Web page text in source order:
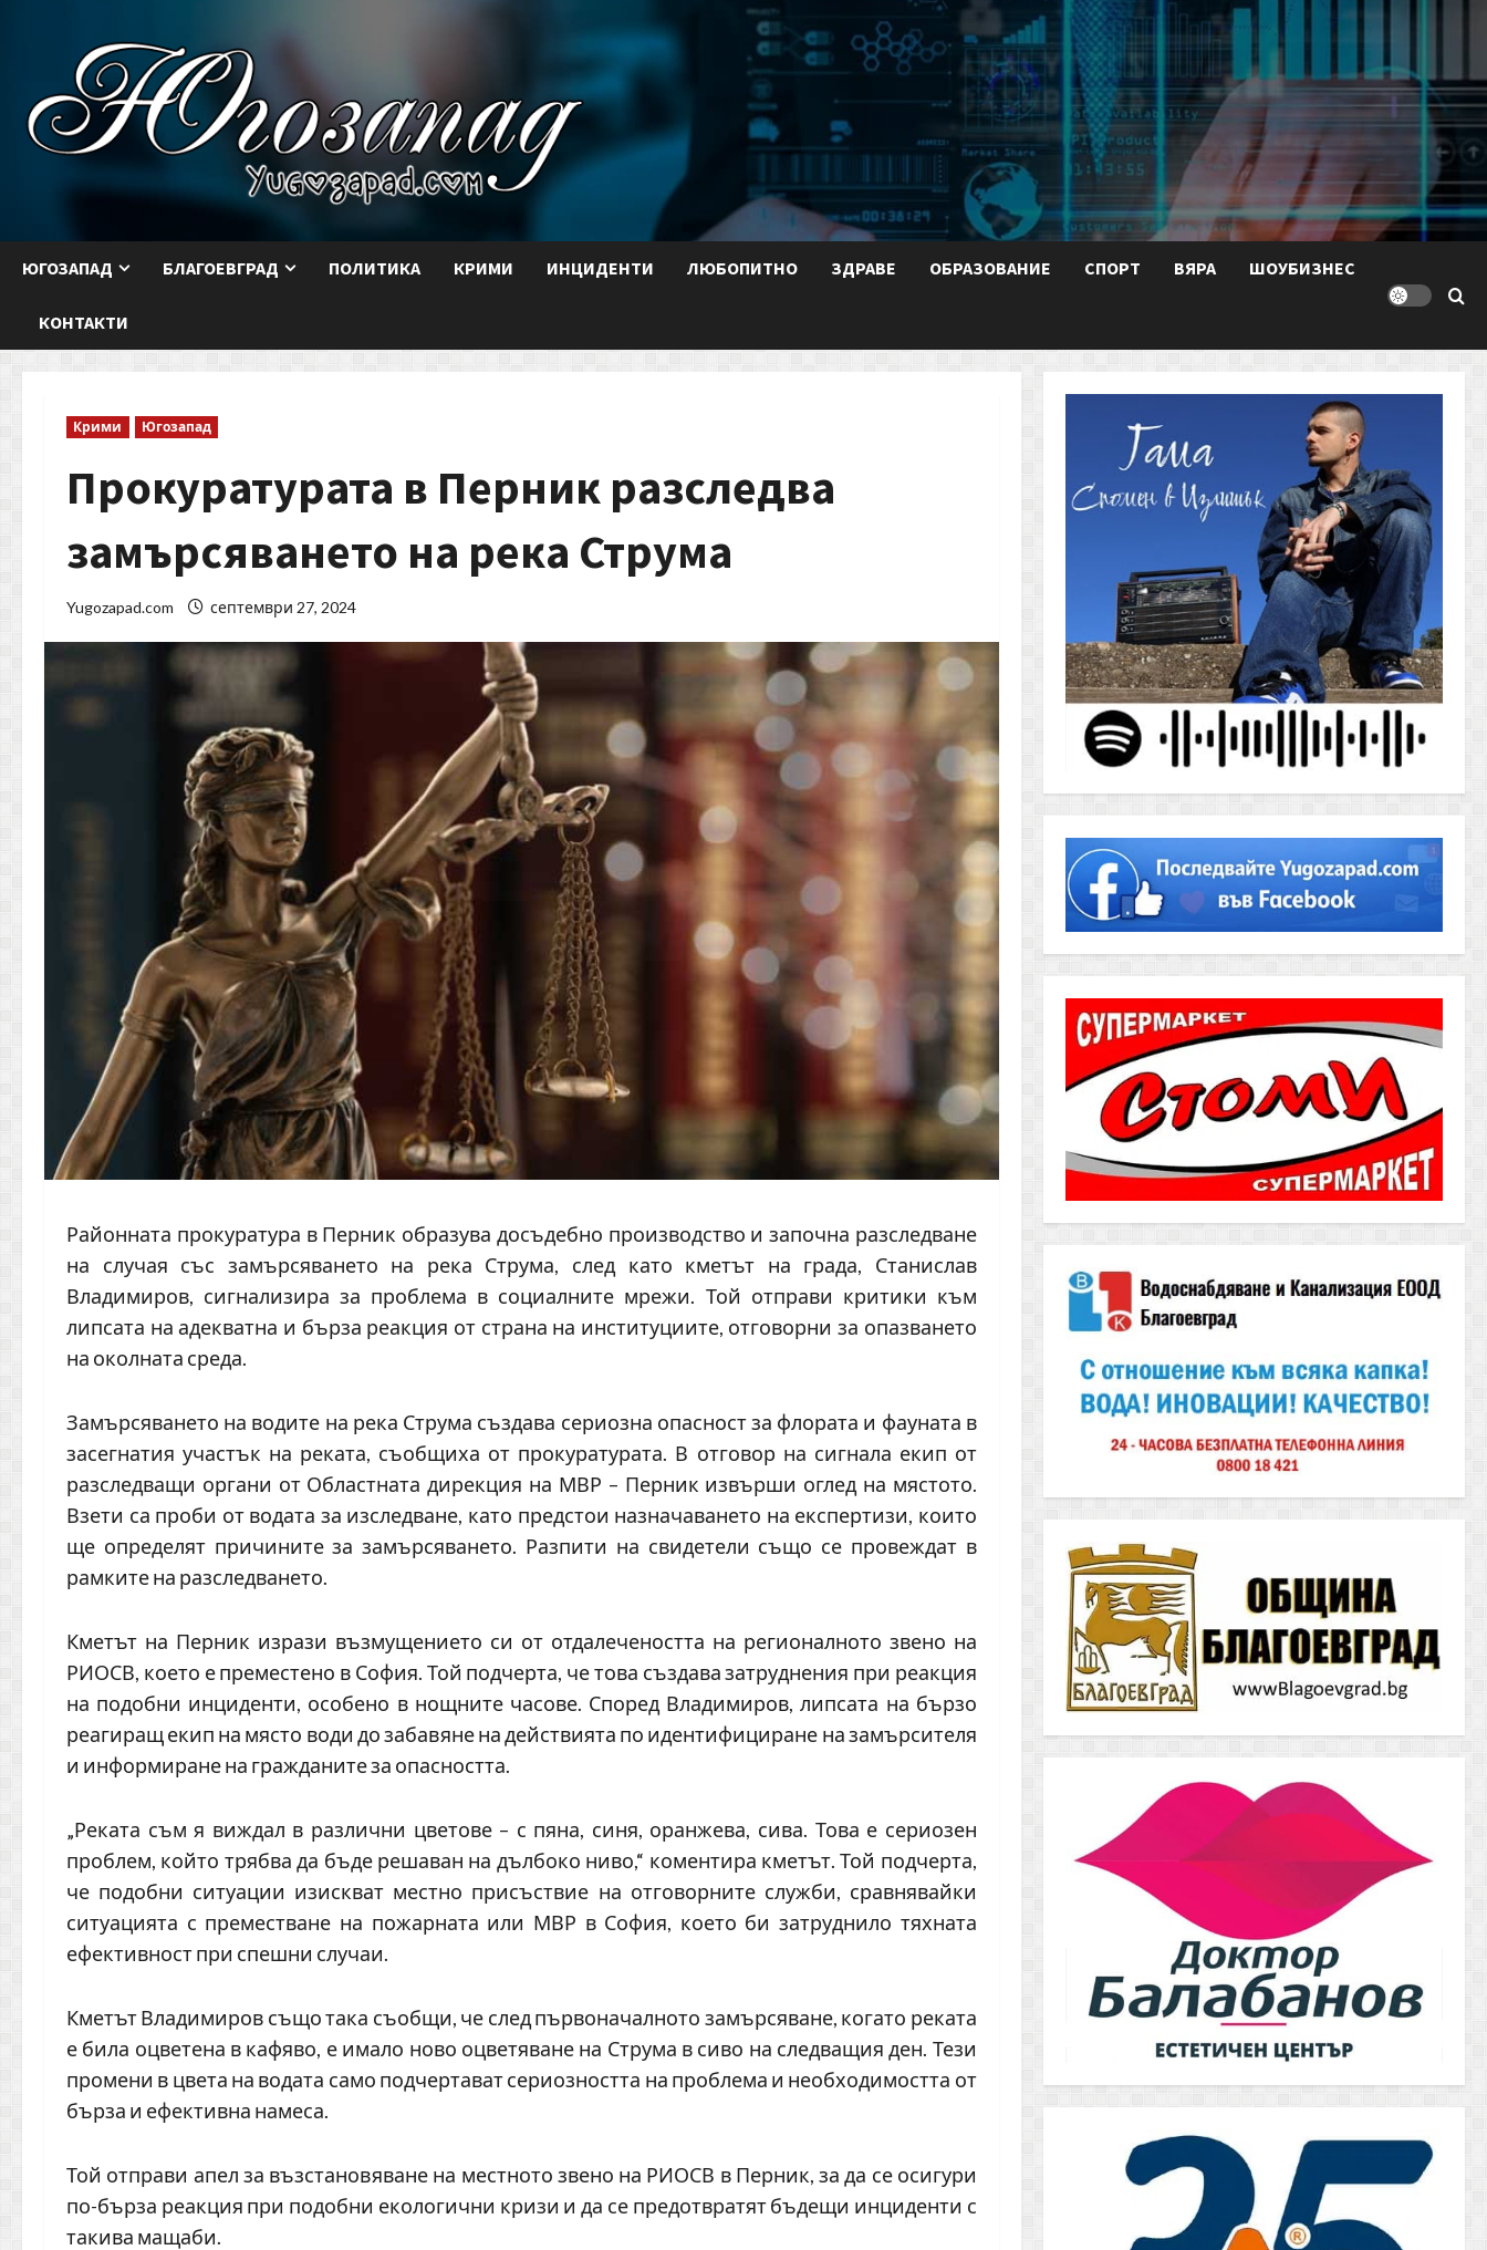
ЮГОЗАПАД БЛАГОЕВГРАД ПОЛИТИКА КРИМИ ИНЦИДЕНТИ ЛЮБОПИТНО ЗДРАВЕ ОБРАЗОВАНИЕ СПОРТ ВЯРА ШОУБИЗНЕС
КОНТАКТИ
Крими Югозапад
Прокуратурата в Перник разследва
замърсяването на река Струма
Yugozapad.com септември 27, 2024
Районната прокуратура в Перник образува досъдебно производство и започна разследване
на случая със замърсяването на река Струма, след като кметът на града, Станислав
Владимиров, сигнализира за проблема в социалните мрежи. Той отправи критики към
липсата на адекватна и бърза реакция от страна на институциите, отговорни за опазването
на околната среда.
Замърсяването на водите на река Струма създава сериозна опасност за флората и фауната в
засегнатия участък на реката, съобщиха от прокуратурата. В отговор на сигнала екип от
разследващи органи от Областната дирекция на МВР – Перник извърши оглед на мястото.
Взети са проби от водата за изследване, като предстои назначаването на експертизи, които
ще определят причините за замърсяването. Разпити на свидетели също се провеждат в
рамките на разследването.
Кметът на Перник изрази възмущението си от отдалечеността на регионалното звено на
РИОСВ, което е преместено в София. Той подчерта, че това създава затруднения при реакция
на подобни инциденти, особено в нощните часове. Според Владимиров, липсата на бързо
реагиращ екип на място води до забавяне на действията по идентифициране на замърсителя
и информиране на гражданите за опасността.
„Реката съм я виждал в различни цветове – с пяна, синя, оранжева, сива. Това е сериозен
проблем, който трябва да бъде решаван на дълбоко ниво,“ коментира кметът. Той подчерта,
че подобни ситуации изискват местно присъствие на отговорните служби, сравнявайки
ситуацията с преместване на пожарната или МВР в София, което би затруднило тяхната
ефективност при спешни случаи.
Кметът Владимиров също така съобщи, че след първоначалното замърсяване, когато реката
е била оцветена в кафяво, е имало ново оцветяване на Струма в сиво на следващия ден. Тези
промени в цвета на водата само подчертават сериозността на проблема и необходимостта от
бърза и ефективна намеса.
Той отправи апел за възстановяване на местното звено на РИОСВ в Перник, за да се осигури
по-бърза реакция при подобни екологични кризи и да се предотвратят бъдещи инциденти с
такива мащаби.